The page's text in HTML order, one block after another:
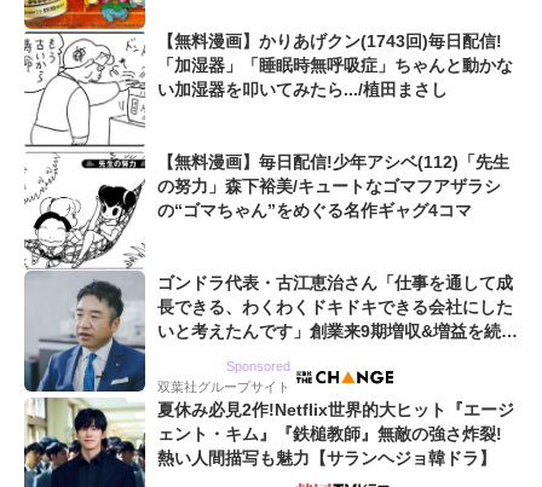
【無料漫画】かりあげクン(1743回)毎日配信!
「加湿器」「睡眠時無呼吸症」ちゃんと動かな
い加湿器を叩いてみたら.../植田まさし
【無料漫画】毎日配信!少年アシベ(112)「先生
の努力」森下裕美/キュートなゴマフアザラシ
の“ゴマちゃん”をめぐる名作ギャグ4コマ
ゴンドラ代表・古江恵治さん「仕事を通して成
長できる、わくわくドキドキできる会社にした
いと考えたんです」創業来9期増収&増益を続け
Sponsored
双葉社グループサイト
夏休み必見2作!Netflix世界的大ヒット『エージ
ェント・キム』『鉄槌教師』無敵の強さ炸裂!
熱い人間描写も魅力【サランヘジョ韓ドラ】